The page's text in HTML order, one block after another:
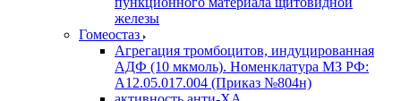
железы
Гомеостаз
Агрегация тромбоцитов, индуцированная
АДФ (10 мкмоль). Номенклатура МЗ РФ:
A12.05.017.004 (Приказ №804н)